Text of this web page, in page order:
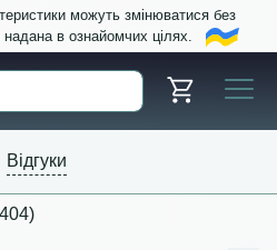
можуть змінюватися без
в ознайомчих цілях.
Відгуки